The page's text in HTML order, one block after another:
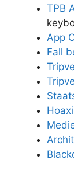
TPB
App
Fall